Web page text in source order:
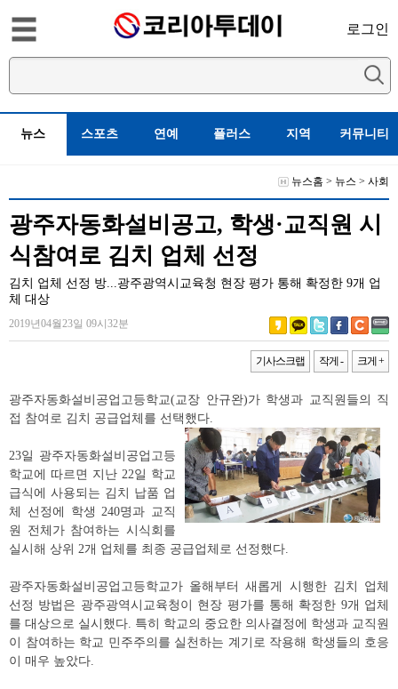
로그인
뉴스 스포츠 연예 플러스 지역 커뮤니티
뉴스홈 > 뉴스 > 사회
광주자동화설비공고, 학생·교직원 시
식참여로 김치 업체 선정
김치 업체 선정 방...광주광역시교육청 현장 평가 통해 확정한 9개 업
체 대상
2019년04월23일 09시32분
기사스크랩 작게 - 크게 +
광주자동화설비공업고등학교(교장 안규완)가 학생과 교직원들의 직
접 참여로 김치 공급업체를 선택했다
23일 광주자동화설비공업고등
학교에 따르면 지난 22일 학교
급식에 사용되는 김치 납품 업
체 선정에 학생 240명과 교직
원 전체가 참여하는 시식회를
실시해 상위 2개 업체를 최종 공급업체로 선정했다
광주자동화설비공업고등학교가 올해부터 새롭게 시행한 김치 업체
선정 방법은 광주광역시교육청이 현장 평가를 통해 확정한 9개 업체
를 대상으로 실시했다 특히 학교의 중요한 의사결정에 학생과 교직원
이 참여하는 학교 민주주의를 실천하는 계기로 작용해 학생들의 호응
이 매우 높았다